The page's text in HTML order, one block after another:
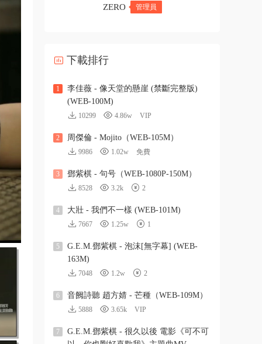
ZERO 管理員
下載排行
1
李佳薇 - 像天堂的懸崖 (禁斷完整版)
(WEB-100M)
10299 4.86w VIP
2 周傑倫 - Mojito（WEB-105M）
9986 1.02w 免費
3 鄧紫棋 - 句号（WEB-1080P-150M）
8528 3.2k 2
4 大壯 - 我們不一樣 (WEB-101M)
7667 1.25w 1
5
G.E.M.鄧紫棋 - 泡沫[無字幕] (WEB-
163M)
7048 1.2w 2
6 音阙詩聽 趙方婧 - 芒種（WEB-109M）
5888 3.65k VIP
7
G.E.M.鄧紫棋 - 很久以後 電影《可不可